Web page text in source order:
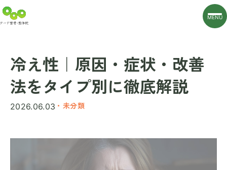
MENU
冷え性｜原因・症状・改善
法をタイプ別に徹底解説
2026.06.03 ・未分類